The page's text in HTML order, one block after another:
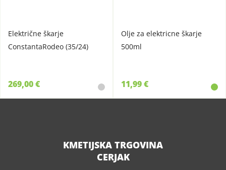
Električne škarje
ConstantaRodeo (35/24)
269,00 €
Olje za elektricne škarje
500ml
11,99 €
KMETIJSKA TRGOVINA
CERJAK